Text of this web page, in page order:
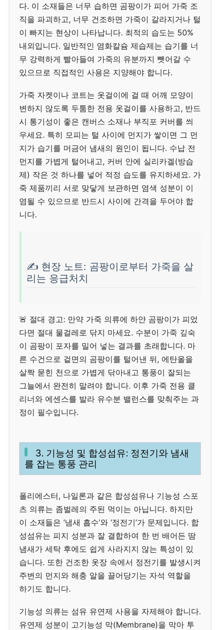
다. 이 소재들은 너무 습하면 곰팡이가 피어 가죽 조
직을 파괴하고, 너무 건조하면 가죽이 갈라지거나 털
이 빠지는 현상이 나타납니다. 최적의 습도는 50%
내외입니다. 일반적인 염화칼슘 제습제는 습기를 너
무 강력하게 빨아들여 가죽의 유분까지 뺏어갈 수
있으므로 직접적인 사용은 지양해야 합니다.
가죽 자켓이나 코트는 옷걸이에 걸 때 어깨 모양이
변하지 않도록 두툼한 전용 옷걸이를 사용하고, 반드
시 통기성이 좋은 캔버스 소재나 부직포 커버를 씌
우세요. 특히 모피는 털 사이에 먼지가 쌓이면 그 먼
지가 습기를 머금어 냄새의 원인이 됩니다. 수납 전
먼지를 가볍게 털어내고, 커버 안에 실리카겔(방습
제) 작은 것 하나를 넣어 적정 습도를 유지하세요. 가
죽 제품끼리 서로 맞닿게 보관하면 염색 성분이 이
염될 수 있으므로 반드시 사이에 간격을 두어야 합
니다.
✍️ 현장 노트: 곰팡이로부터 가죽을 살
리는 응급처치
🚨 절대 경고: 만약 가죽 의류에 하얀 곰팡이가 피었
다면 절대 물걸레로 닦지 마세요. 수분이 가죽 깊숙
이 곰팡이 포자를 밀어 넣는 결과를 초래합니다. 마
른 수건으로 겉면의 곰팡이를 털어낸 뒤, 에탄올을
살짝 묻힌 천으로 가볍게 닦아내고 통풍이 잘되는
그늘에서 완전히 말려야 합니다. 이후 가죽 전용 클
리너와 에센스를 발라 유수분 밸런스를 맞춰주는 과
정이 필수입니다.
3. 기능성 및 합성섬유: 정전기와 냄새
를 잡는 통풍 관리
폴리에스터, 나일론과 같은 합성섬유나 기능성 스포
츠 의류는 좀벌레의 주된 먹이는 아닙니다. 하지만
이 소재들은 ‘냄새 흡수’와 ‘정전기’가 문제입니다. 합
성섬유는 피지 성분과 잘 결합하여 한 번 배어든 땀
냄새가 세탁 후에도 쉽게 사라지지 않는 특성이 있
습니다. 또한 건조한 옷장 속에서 정전기를 발생시켜
주변의 먼지와 해충 알을 끌어당기는 자석 역할을
하기도 합니다.
기능성 의류는 섬유 유연제 사용을 자제해야 합니다.
유연제 성분이 고기능성 막(Membrane)을 막아 투